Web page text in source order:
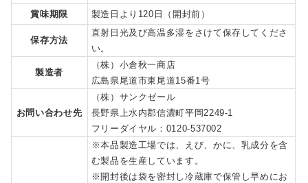
賞味期限
製造日より120日（開封前）
保存方法
直射日光及び高温多湿をさけて保存してくださ
い。
製造者
（株）小倉秋一商店
広島県尾道市東尾道15番1号
お問い合わせ先
（株）サンクゼール
長野県上水内郡信濃町平岡2249-1
フリーダイヤル：0120-537002
※本品製造工場では、えび、かに、乳成分を含
む製品を生産しています。
※開封後は袋を密封し冷蔵庫で保管し早めにお